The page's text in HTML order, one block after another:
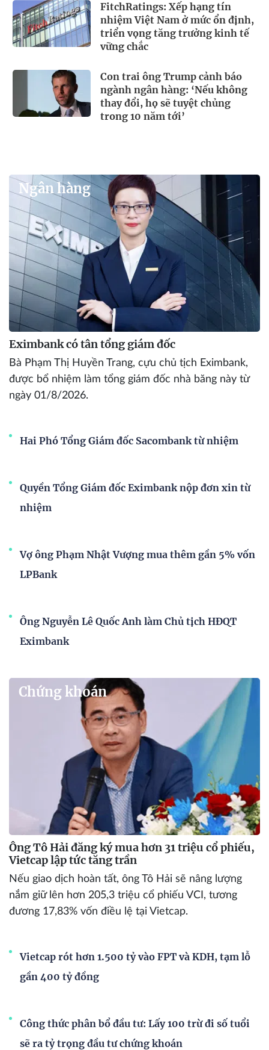
FitchRatings: Xếp hạng tín
nhiệm Việt Nam ở mức ổn định,
triển vọng tăng trưởng kinh tế
vững chắc
Con trai ông Trump cảnh báo
ngành ngân hàng: ‘Nếu không
thay đổi, họ sẽ tuyệt chủng
trong 10 năm tới’
Ngân hàng
Eximbank có tân tổng giám đốc
Bà Phạm Thị Huyền Trang, cựu chủ tịch Eximbank,
được bổ nhiệm làm tổng giám đốc nhà băng này từ
ngày 01/8/2026.
Hai Phó Tổng Giám đốc Sacombank từ nhiệm
Quyền Tổng Giám đốc Eximbank nộp đơn xin từ
nhiệm
Vợ ông Phạm Nhật Vượng mua thêm gần 5% vốn
LPBank
Ông Nguyễn Lê Quốc Anh làm Chủ tịch HĐQT
Eximbank
Chứng khoán
Ông Tô Hải đăng ký mua hơn 31 triệu cổ phiếu,
Vietcap lập tức tăng trần
Nếu giao dịch hoàn tất, ông Tô Hải sẽ nâng lượng
nắm giữ lên hơn 205,3 triệu cổ phiếu VCI, tương
đương 17,83% vốn điều lệ tại Vietcap.
Vietcap rót hơn 1.500 tỷ vào FPT và KDH, tạm lỗ
gần 400 tỷ đồng
Công thức phân bổ đầu tư: Lấy 100 trừ đi số tuổi
sẽ ra tỷ trọng đầu tư chứng khoán